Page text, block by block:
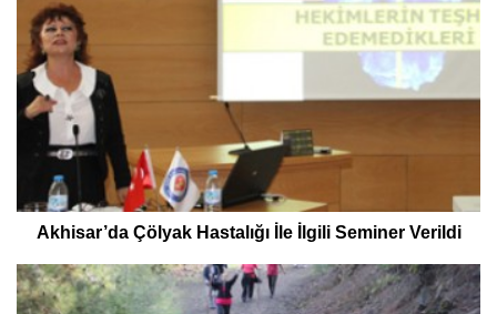
Akhisar’da Çölyak Hastalığı İle İlgili Seminer Verildi